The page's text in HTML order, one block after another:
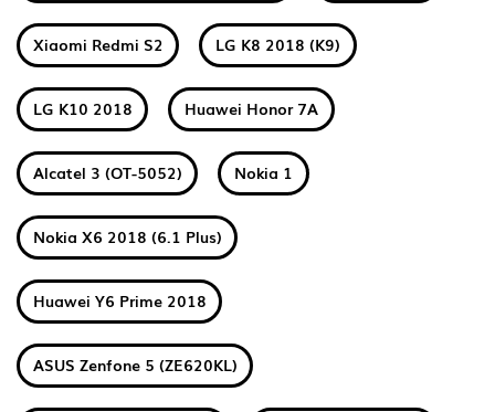
Xiaomi Redmi S2 LG K8 2018 (K9)
LG K10 2018 Huawei Honor 7A
Alcatel 3 (OT-5052) Nokia 1
Nokia X6 2018 (6.1 Plus)
Huawei Y6 Prime 2018
ASUS Zenfone 5 (ZE620KL)